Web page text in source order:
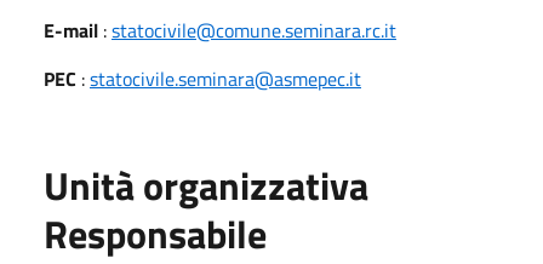
E-mail :statocivile@comune.seminara.rc.it
PEC :statocivile.seminara@asmepec.it
Unità organizzativa
Responsabile